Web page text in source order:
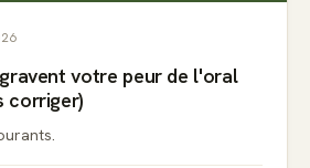
votre peur de l'oral
corriger)